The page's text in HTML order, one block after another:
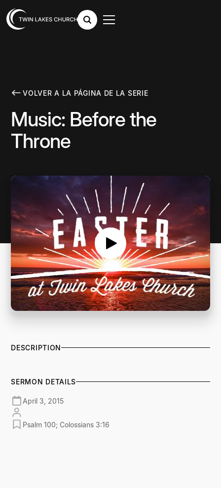
VOLVER A LA PÁGINA DE LA SERIE
Music: Before the
Throne
DESCRIPTION
SERMON DETAILS
April 3, 2015
Psalm 100; Colossians 3:16